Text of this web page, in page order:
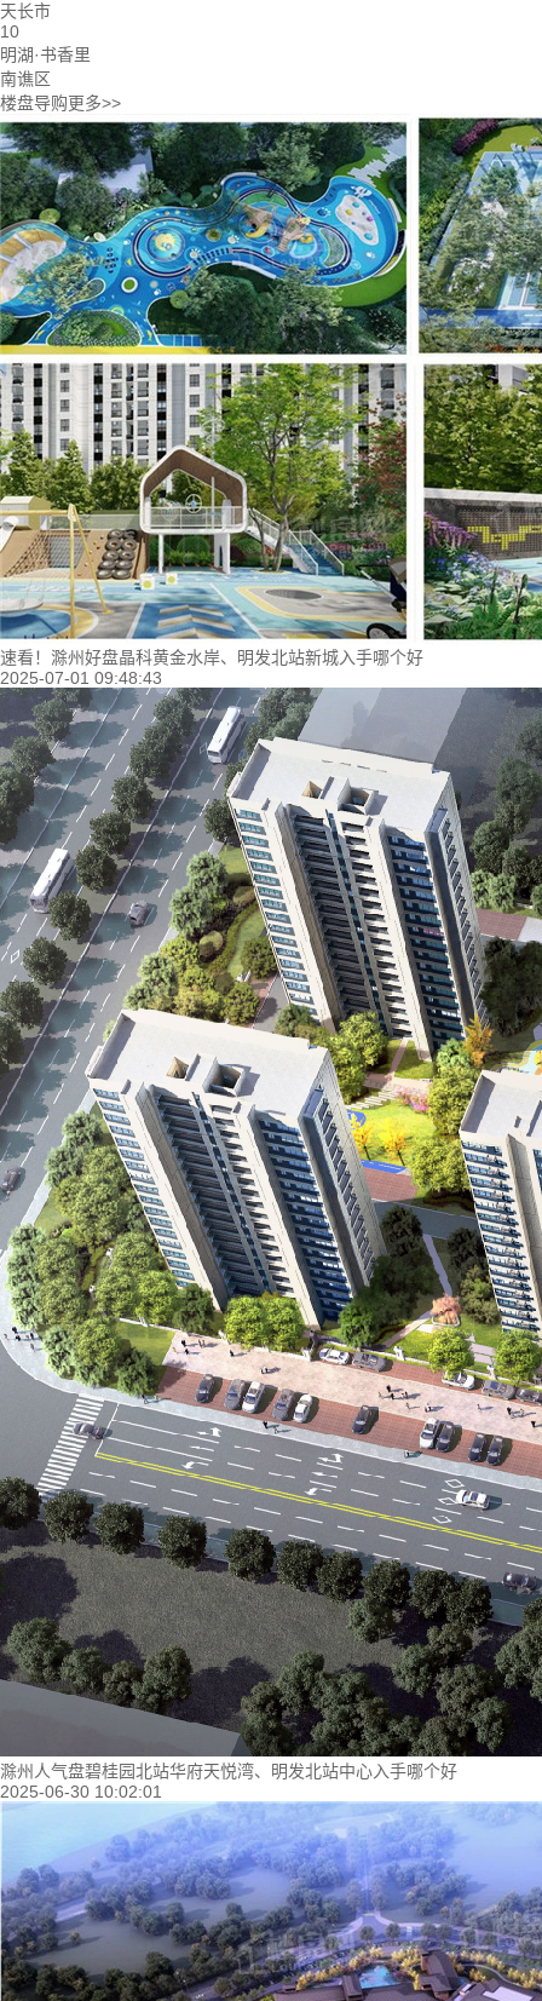
天长市
10
明湖·书香里
南谯区
楼盘导购更多>>
速看！滁州好盘晶科黄金水岸、明发北站新城入手哪个好
2025-07-01 09:48:43
滁州人气盘碧桂园北站华府天悦湾、明发北站中心入手哪个好
2025-06-30 10:02:01